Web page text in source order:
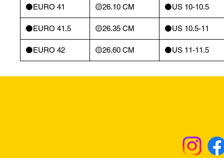
⚫️EURO 41 🟡26.10 CM ⚫️US 10-10.5
⚫️EURO 41.5 🟡26.35 CM ⚫️US 10.5-11
⚫️EURO 42 🟡26.60 CM ⚫️US 11-11.5